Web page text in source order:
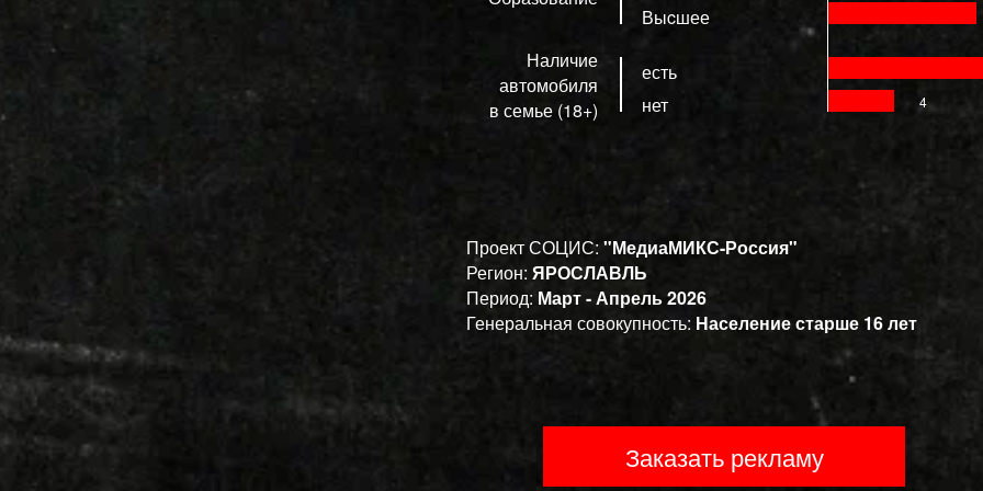
Выcшее
Наличие
автомобиля
в семье (18+)
есть
нет
4
Проект СОЦИС: "МедиаМИКС-Россия"
Регион: ЯРОСЛАВЛЬ
Период: Март - Апрель 2026
Генеральная совокупность: Население старше 16 лет
Заказать рекламу